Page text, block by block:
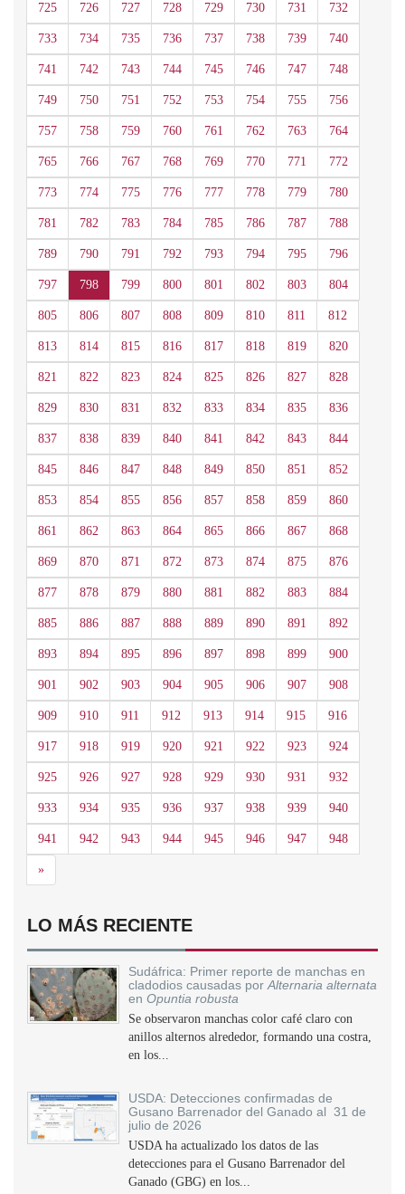
725 726 727 728 729 730 731 732
733 734 735 736 737 738 739 740
741 742 743 744 745 746 747 748
749 750 751 752 753 754 755 756
757 758 759 760 761 762 763 764
765 766 767 768 769 770 771 772
773 774 775 776 777 778 779 780
781 782 783 784 785 786 787 788
789 790 791 792 793 794 795 796
797 798 799 800 801 802 803 804
805 806 807 808 809 810 811 812
813 814 815 816 817 818 819 820
821 822 823 824 825 826 827 828
829 830 831 832 833 834 835 836
837 838 839 840 841 842 843 844
845 846 847 848 849 850 851 852
853 854 855 856 857 858 859 860
861 862 863 864 865 866 867 868
869 870 871 872 873 874 875 876
877 878 879 880 881 882 883 884
885 886 887 888 889 890 891 892
893 894 895 896 897 898 899 900
901 902 903 904 905 906 907 908
909 910 911 912 913 914 915 916
917 918 919 920 921 922 923 924
925 926 927 928 929 930 931 932
933 934 935 936 937 938 939 940
941 942 943 944 945 946 947 948
»Siguiente
LO MÁS RECIENTE
Sudáfrica: Primer reporte de manchas en
cladodios causadas por Alternaria alternata
en Opuntia robusta
Se observaron manchas color café claro con
anillos alternos alrededor, formando una costra,
en los...
USDA: Detecciones confirmadas de
Gusano Barrenador del Ganado al 31 de
julio de 2026
USDA ha actualizado los datos de las
detecciones para el Gusano Barrenador del
Ganado (GBG) en los...